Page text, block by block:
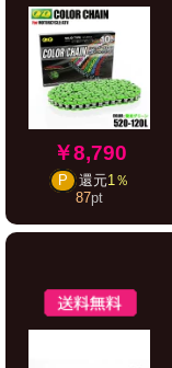
￥8,790
P 還元1％
87pt